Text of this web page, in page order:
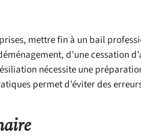
mettre fin à un bail
d’une cessation
nécessite une
permet d’éviter des